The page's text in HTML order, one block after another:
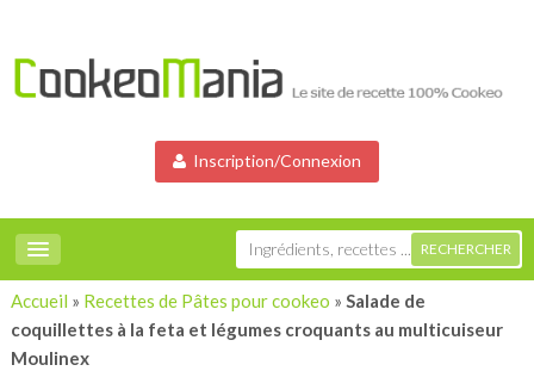
Inscription/Connexion
Accueil » Recettes de Pâtes pour cookeo » Salade de
coquillettes à la feta et légumes croquants au multicuiseur
Moulinex